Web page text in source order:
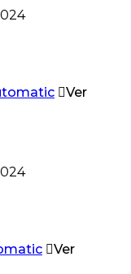
Ver
Ver